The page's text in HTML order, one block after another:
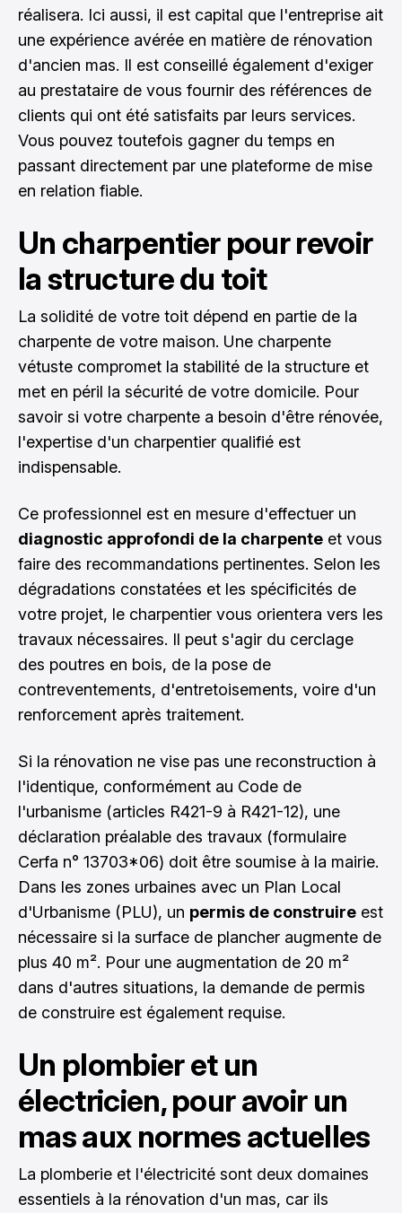
réalisera. Ici aussi, il est capital que l'entreprise ait
une expérience avérée en matière de rénovation
d'ancien mas. Il est conseillé également d'exiger
au prestataire de vous fournir des références de
clients qui ont été satisfaits par leurs services.
Vous pouvez toutefois gagner du temps en
passant directement par une plateforme de mise
en relation fiable.
Un charpentier pour revoir
la structure du toit
La solidité de votre toit dépend en partie de la
charpente de votre maison. Une charpente
vétuste compromet la stabilité de la structure et
met en péril la sécurité de votre domicile. Pour
savoir si votre charpente a besoin d'être rénovée,
l'expertise d'un charpentier qualifié est
indispensable.
Ce professionnel est en mesure d'effectuer un
diagnostic approfondi de la charpente et vous
faire des recommandations pertinentes. Selon les
dégradations constatées et les spécificités de
votre projet, le charpentier vous orientera vers les
travaux nécessaires. Il peut s'agir du cerclage
des poutres en bois, de la pose de
contreventements, d'entretoisements, voire d'un
renforcement après traitement.
Si la rénovation ne vise pas une reconstruction à
l'identique, conformément au Code de
l'urbanisme (articles R421-9 à R421-12), une
déclaration préalable des travaux (formulaire
Cerfa n° 13703*06) doit être soumise à la mairie.
Dans les zones urbaines avec un Plan Local
d'Urbanisme (PLU), un permis de construire est
nécessaire si la surface de plancher augmente de
plus 40 m². Pour une augmentation de 20 m²
dans d'autres situations, la demande de permis
de construire est également requise.
Un plombier et un
électricien, pour avoir un
mas aux normes actuelles
La plomberie et l'électricité sont deux domaines
essentiels à la rénovation d'un mas, car ils